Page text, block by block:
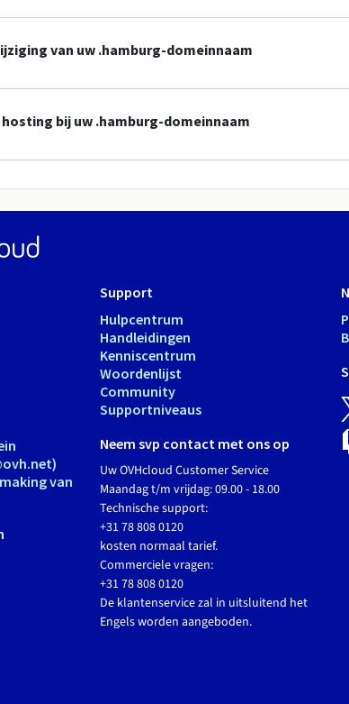
van uw .hamburg-domeinnaam
bij uw .hamburg-domeinnaam
van
Support
Hulpcentrum
Handleidingen
Kenniscentrum
Woordenlijst
Community
Supportniveaus
Neem svp contact met ons op
Uw OVHcloud Customer Service
Maandag t/m vrijdag: 09.00 - 18.00
Technische support:
+31 78 808 0120
kosten normaal tarief.
Commerciele vragen:
+31 78 808 0120
De klantenservice zal in uitsluitend het
Engels worden aangeboden.